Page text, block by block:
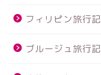
フィリピン旅行記
ブルージュ旅行記